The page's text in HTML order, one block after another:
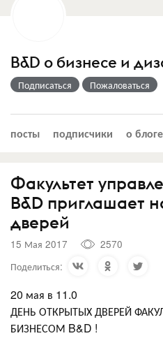
B&D о бизнесе и
Подписаться Пожаловаться
посты подписчики о блоге
Факультет
B&D приглашает
дверей
15 Мая 2017
2570
Поделиться:
20 мая в 11.0
ДЕНЬ ОТКРЫТЫХ ДВЕРЕЙ
БИЗНЕСОМ B&D !